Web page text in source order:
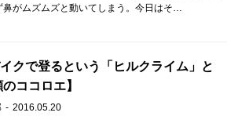
がムズムズと動いてしまう。今日はそ…
クで登るという「ヒルクライム」と
ココロエ】
2016.05.20